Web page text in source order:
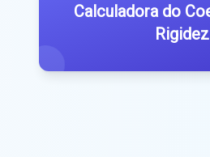
Calculadora do
Rigidez